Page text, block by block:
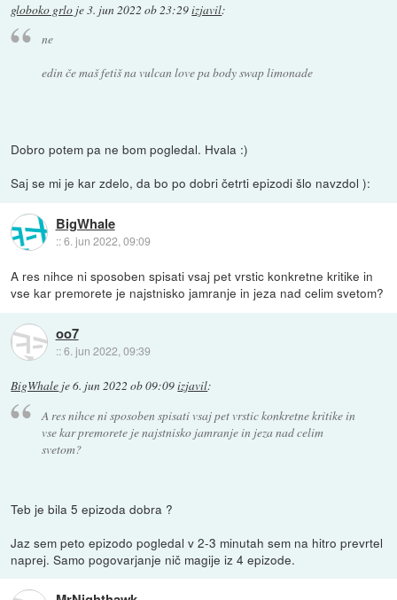
globoko grlo je3. jun 2022 ob 23:29izjavil:
ne
edin če maš fetiš na vulcan love pa body swap limonade
Dobro potem pa ne bom pogledal. Hvala :)
Saj se mi je kar zdelo, da bo po dobri četrti epizodi šlo navzdol ):
BigWhale
::6. jun 2022, 09:09
A res nihce ni sposoben spisati vsaj pet vrstic konkretne kritike in
vse kar premorete je najstnisko jamranje in jeza nad celim svetom?
oo7
::6. jun 2022, 09:39
BigWhale je6. jun 2022 ob 09:09izjavil:
A res nihce ni sposoben spisati vsaj pet vrstic konkretne kritike in
vse kar premorete je najstnisko jamranje in jeza nad celim
svetom?
Teb je bila 5 epizoda dobra ?
Jaz sem peto epizodo pogledal v 2-3 minutah sem na hitro prevrtel
naprej. Samo pogovarjanje nič magije iz 4 epizode.